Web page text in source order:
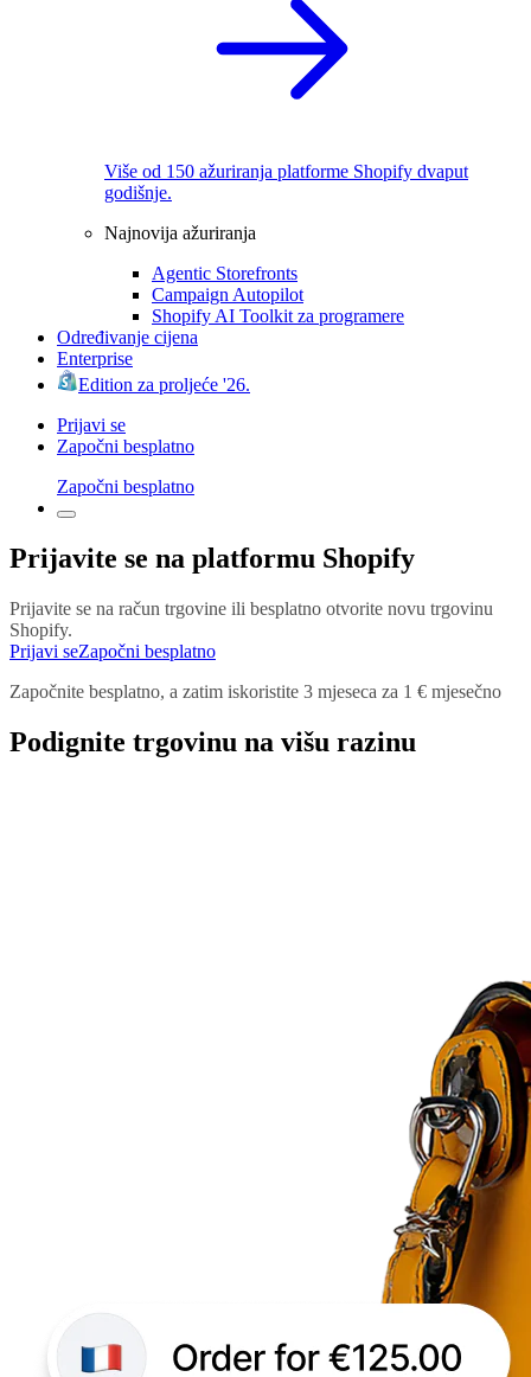
Više od 150 ažuriranja platforme Shopify dvaput
godišnje.
Najnovija ažuriranja
Agentic Storefronts
Campaign Autopilot
Shopify AI Toolkit za programere
Određivanje cijena
Enterprise
Edition za proljeće '26.
Prijavi se
Započni besplatno
Započni besplatno
Prijavite se na platformu Shopify
Prijavite se na račun trgovine ili besplatno otvorite novu trgovinu
Shopify.
Prijavi seZapočni besplatno
Započnite besplatno, a zatim iskoristite 3 mjeseca za 1 € mjesečno
Podignite trgovinu na višu razinu